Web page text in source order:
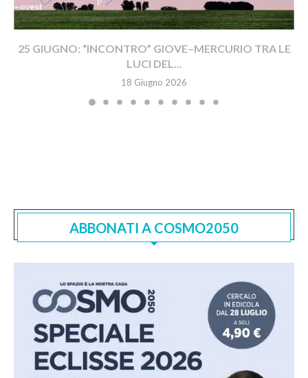
25 GIUGNO: “INCONTRO” GIOVE–MERCURIO TRA LE
LUCI DEL...
18 Giugno 2026
ABBONATI A COSMO2050